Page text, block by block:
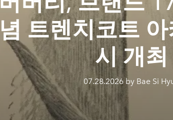
념 트렌치코트
시 개최
07.28.2026 by Bae Si